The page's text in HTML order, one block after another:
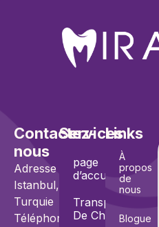
Contactez-
nous
Adresse :
Istanbul,
Turquie
Téléphone
Services
page
d’accueil
Transplantation
De Cheveux
Links
À
propos
de
nous
Blogue